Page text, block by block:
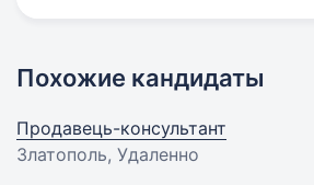
Похожие кандидаты
Продавець-консультант
Златополь, Удаленно